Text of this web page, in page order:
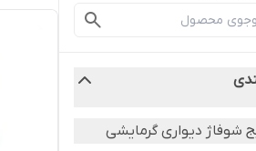
شوفاژ دیواری گرمایشی